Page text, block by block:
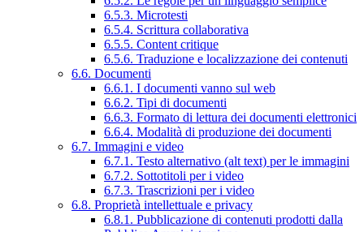
6.5.3. Microtesti
6.5.4. Scrittura collaborativa
6.5.5. Content critique
6.5.6. Traduzione e localizzazione dei contenuti
6.6. Documenti
6.6.1. I documenti vanno sul web
6.6.2. Tipi di documenti
6.6.3. Formato di lettura dei documenti elettronici
6.6.4. Modalità di produzione dei documenti
6.7. Immagini e video
6.7.1. Testo alternativo (alt text) per le immagini
6.7.2. Sottotitoli per i video
6.7.3. Trascrizioni per i video
6.8. Proprietà intellettuale e privacy
6.8.1. Pubblicazione di contenuti prodotti dalla